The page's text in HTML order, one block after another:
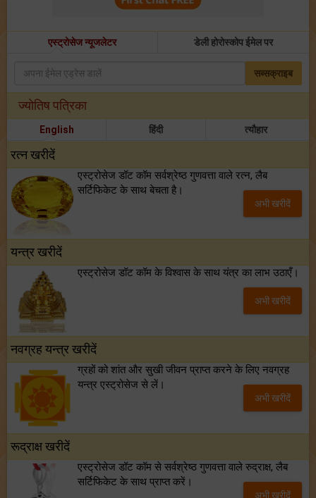
एस्ट्रोसेज न्यूजलेटर डेली होरोस्कोप ईमेल पर
सब्सक्राइब
ज्योतिष पत्रिका
English हिंदी त्यौहार
रत्न खरीदें
एस्ट्रोसेज डॉट कॉम सर्वश्रेष्ठ गुणवत्ता वाले रत्न, लैब
सर्टिफिकेट के साथ बेचता है।
अभी खरीदें
यन्त्र खरीदें
एस्ट्रोसेज डॉट कॉम के विश्वास के साथ यंत्र का लाभ उठाएँ।
अभी खरीदें
नवग्रह यन्त्र खरीदें
ग्रहों को शांत और सुखी जीवन प्राप्त करने के लिए नवग्रह
यन्त्र एस्ट्रोसेज से लें।
अभी खरीदें
रूद्राक्ष खरीदें
एस्ट्रोसेज डॉट कॉम से सर्वश्रेष्ठ गुणवत्ता वाले रुद्राक्ष, लैब
सर्टिफिकेट के साथ प्राप्त करें।
अभी खरीदें